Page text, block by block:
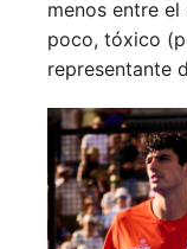
menos entre
poco, tóxico
representante